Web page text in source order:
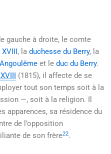
gauche à droite, le comte
, la duchesse du Berry, la
et le duc du Berry.
XVIII (1815), il affecte de se
tout son temps soit à la
—, soit à la religion. Il
apparences, sa résidence du
de l’opposition
de son frère22.